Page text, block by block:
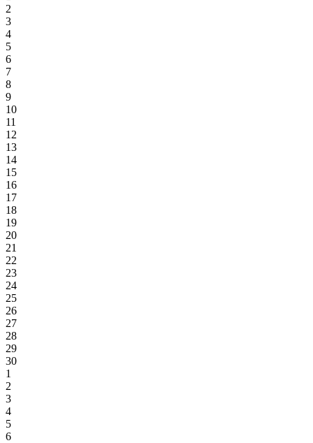
2
3
4
5
6
7
8
9
10
11
12
13
14
15
16
17
18
19
20
21
22
23
24
25
26
27
28
29
30
1
2
3
4
5
6